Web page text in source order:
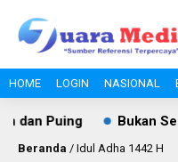
HOME LOGIN NASIONAL
dan Puing Bukan
Beranda / Idul Adha 1442 H